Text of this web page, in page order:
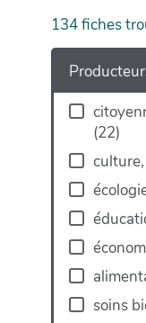
134fiches
(22)
soins